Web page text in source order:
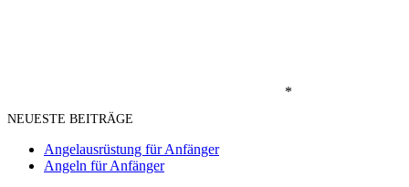
*
NEUESTE BEITRÄGE
Angelausrüstung für Anfänger
Angeln für Anfänger